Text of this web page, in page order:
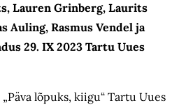
Lauren Grinberg, Laurits
Auling, Rasmus Vendel ja
29. IX 2023 Tartu Uues
lõpuks, kiigu“ Tartu Uues